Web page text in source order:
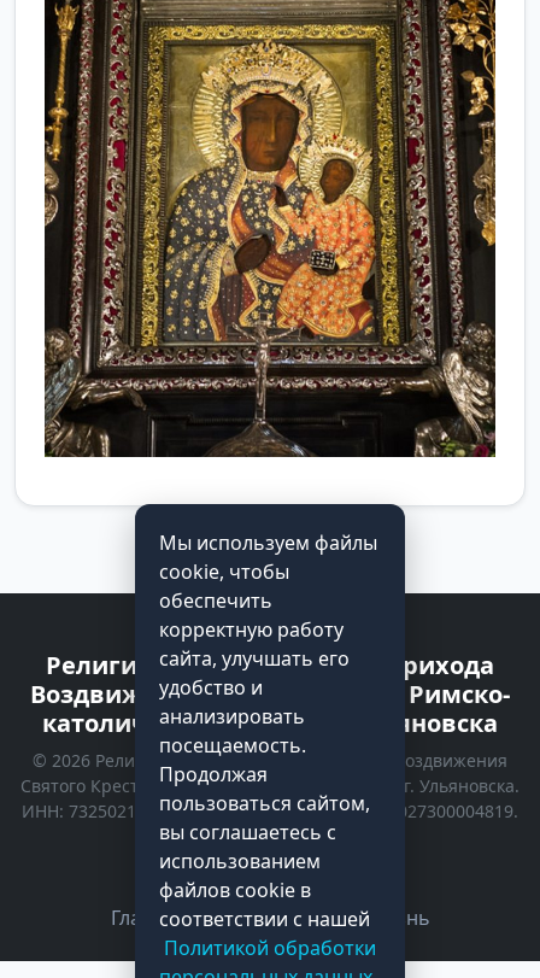
Религиозная организация прихода
Воздвижения Святого Креста Римско-
католической Церкви г. Ульяновска
© 2026 Религиозная организация прихода Воздвижения
Святого Креста Римско-католической Церкви г. Ульяновска.
ИНН: 7325021535 | КПП: 732501001 | ОГРН: 1027300004819.
Все права защищены.
Политика конфиденциальности
ГлавнаяKонтактыДуховная жизнь
Мы используем файлы
cookie, чтобы
обеспечить
корректную работу
сайта, улучшать его
удобство и
анализировать
посещаемость.
Продолжая
пользоваться сайтом,
вы соглашаетесь с
использованием
файлов cookie в
соответствии с нашей
Политикой обработки